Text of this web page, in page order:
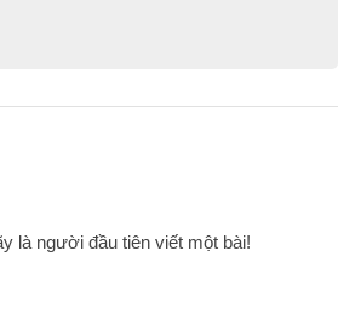
là người đầu tiên viết một bài!